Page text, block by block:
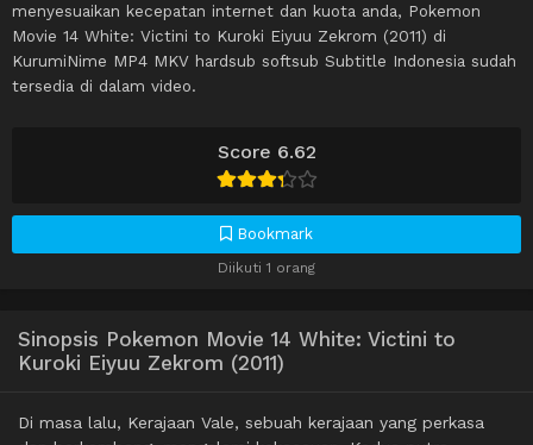
Score 6.62
Bookmark
Diikuti 1 orang
menyesuaikan kecepatan internet dan kuota anda, Pokemon
Movie 14 White: Victini to Kuroki Eiyuu Zekrom (2011) di
KurumiNime MP4 MKV hardsub softsub Subtitle Indonesia sudah
tersedia di dalam video.
Sinopsis Pokemon Movie 14 White: Victini to
Kuroki Eiyuu Zekrom (2011)
Di masa lalu, Kerajaan Vale, sebuah kerajaan yang perkasa